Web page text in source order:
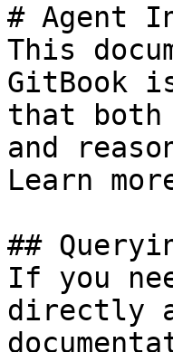
# Agent
This
GitBook
that both
and
Learn
##
If you
directly